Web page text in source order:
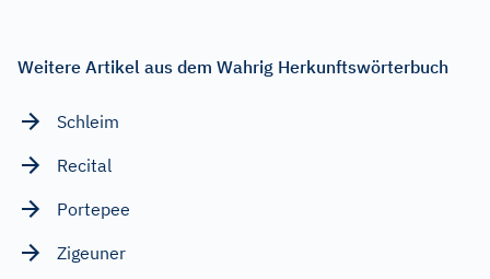
Weitere Artikel aus dem Wahrig Herkunftswörterbuch
Schleim
Recital
Portepee
Zigeuner